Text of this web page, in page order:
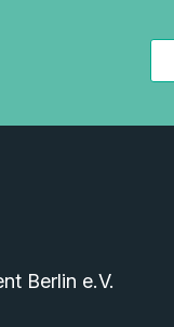
Berlin e.V.